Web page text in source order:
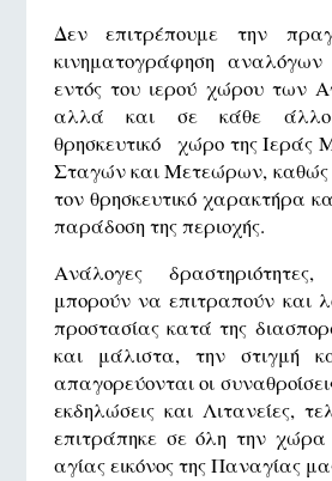
Δεν επιτρέπουμε την
κινηματογράφηση αναλόγων
εντός του ιερού χώρου των
αλλά και σε κάθε άλλο
θρησκευτικό χώρο της Ιεράς
Σταγών και Μετεώρων, καθώς
τον θρησκευτικό χαρακτήρα
παράδοση της περιοχής.
Ανάλογες
μπορούν να επιτραπούν και
προστασίας κατά της
και μάλιστα, την στιγμή
απαγορεύονται οι
εκδηλώσεις και Λιτανείες,
επιτράπηκε σε όλη την χώρα
αγίας εικόνος της Παναγίας